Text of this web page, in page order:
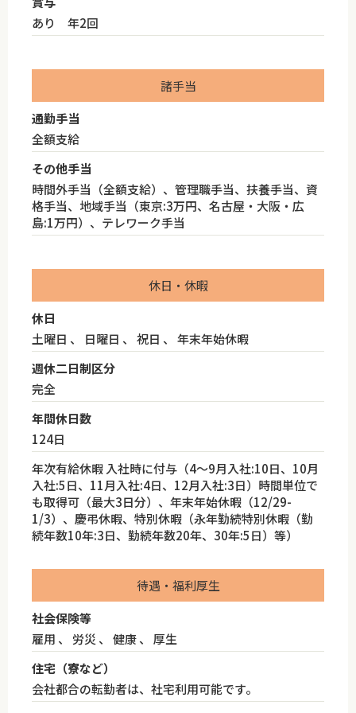
あり 年2回
諸手当
通勤手当
全額支給
その他手当
時間外手当（全額支給）、管理職手当、扶養手当、資
格手当、地域手当（東京:3万円、名古屋・大阪・広
島:1万円）、テレワーク手当
休日・休暇
休日
土曜日 、 日曜日 、 祝日 、 年末年始休暇
週休二日制区分
完全
年間休日数
124日
年次有給休暇 入社時に付与（4～9月入社:10日、10月
入社:5日、11月入社:4日、12月入社:3日）時間単位で
も取得可（最大3日分）、年末年始休暇（12/29-
1/3）、慶弔休暇、特別休暇（永年勤続特別休暇（勤
続年数10年:3日、勤続年数20年、30年:5日）等）
待遇・福利厚生
社会保険等
雇用 、 労災 、 健康 、 厚生
住宅（寮など）
会社都合の転勤者は、社宅利用可能です。